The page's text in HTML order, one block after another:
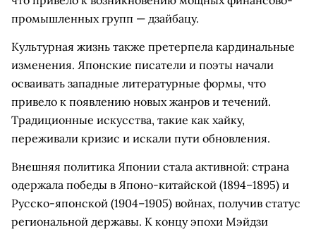
промышленных групп — дзайбацу.
Культурная жизнь также претерпела кардинальные
изменения. Японские писатели и поэты начали
осваивать западные литературные формы, что
привело к появлению новых жанров и течений.
Традиционные искусства, такие как хайку,
переживали кризис и искали пути обновления.
Внешняя политика Японии стала активной: страна
одержала победы в Японо-китайской (1894–1895) и
Русско-японской (1904–1905) войнах, получив статус
региональной державы. К концу эпохи Мэйдзи